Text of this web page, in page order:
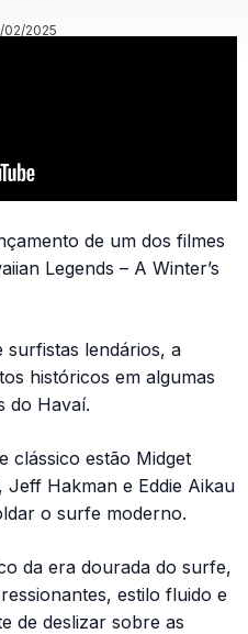
02/2025
de um dos filmes
Legends – A Winter’s
surfistas lendários, a
históricos em algumas
do Havaí.
clássico estão Midget
Hakman e Eddie Aikau
o surfe moderno.
da era dourada do surfe,
estilo fluido e
de deslizar sobre as